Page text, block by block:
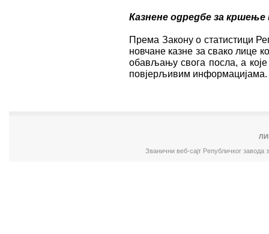
Казнене одредбе за
Према Закону о статистици
новчане казне за свако лице
обављању свога посла, а које
повјерљивим информацијама.
Званични веб-сајт Републичког